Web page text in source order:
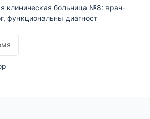
клиническая больница №8: врач-
функциональны диагност